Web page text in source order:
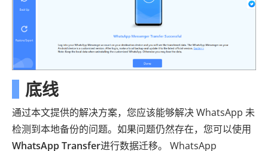
底线
通过本文提供的解决方案，您应该能够解决 WhatsApp 未
检测到本地备份的问题。如果问题仍然存在，您可以使用
WhatsApp Transfer进行数据迁移。 WhatsApp